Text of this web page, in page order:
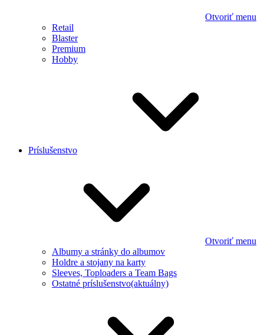
Otvoriť menu
Retail
Blaster
Premium
Hobby
Príslušenstvo
Otvoriť menu
Albumy a stránky do albumov
Holdre a stojany na karty
Sleeves, Toploaders a Team Bags
Ostatné príslušenstvo(aktuálny)